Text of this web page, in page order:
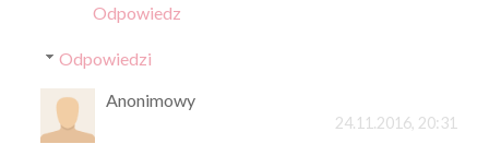
Odpowiedz
Odpowiedzi
Anonimowy
24.11.2016, 20:31